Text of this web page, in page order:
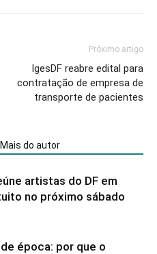
Próximo artigo
IgesDF reabre edital para
contratação de empresa de
transporte de pacientes
Mais do autor
artistas do DF em
no próximo sábado
época: por que o